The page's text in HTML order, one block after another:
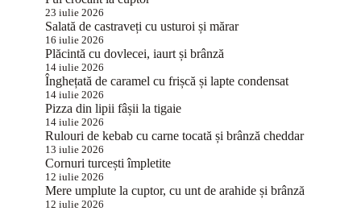
23 iulie 2026
Salată de castraveți cu usturoi și mărar
16 iulie 2026
Plăcintă cu dovlecei, iaurt și brânză
14 iulie 2026
Înghețată de caramel cu frișcă și lapte condensat
14 iulie 2026
Pizza din lipii fâșii la tigaie
14 iulie 2026
Rulouri de kebab cu carne tocată și brânză cheddar
13 iulie 2026
Cornuri turcești împletite
12 iulie 2026
Mere umplute la cuptor, cu unt de arahide și brânză
12 iulie 2026